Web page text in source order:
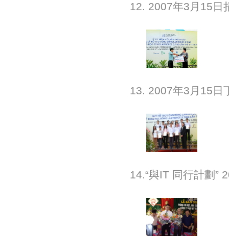
12. 2007年3月15日
13. 2007年3月15日
14.“與IT 同行計劃”